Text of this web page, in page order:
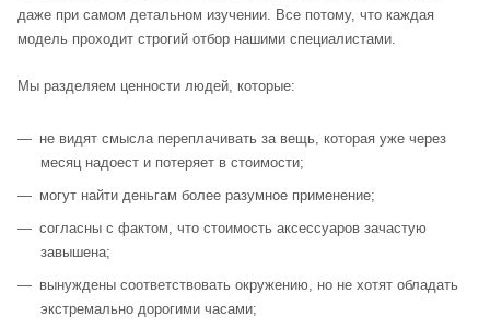
даже при самом детальном изучении. Все потому, что каждая
модель проходит строгий отбор нашими специалистами.
Мы разделяем ценности людей, которые:
не видят смысла переплачивать за вещь, которая уже через
месяц надоест и потеряет в стоимости;
могут найти деньгам более разумное применение;
согласны с фактом, что стоимость аксессуаров зачастую
завышена;
вынуждены соответствовать окружению, но не хотят обладать
экстремально дорогими часами;